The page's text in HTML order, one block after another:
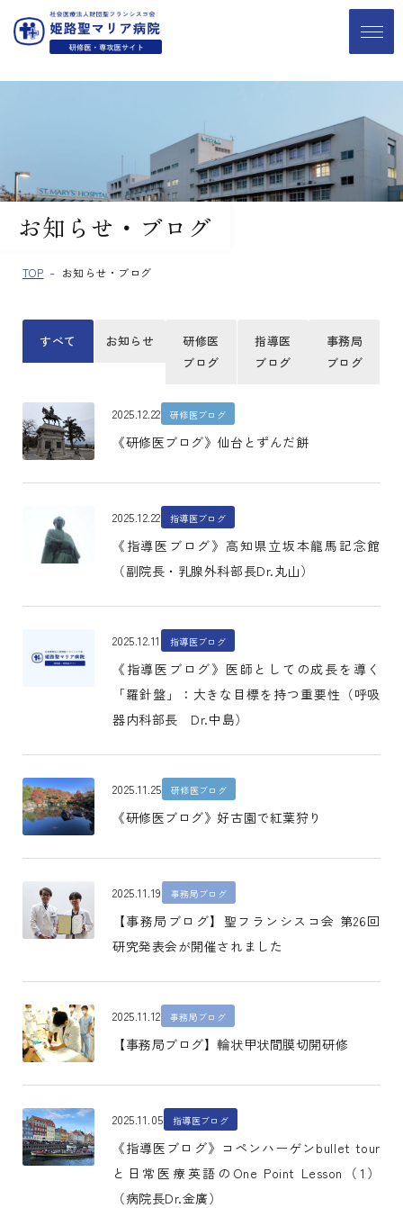
お知らせ・ブログ
TOP お知らせ・ブログ
すべて お知らせ
研修医
ブログ
指導医
ブログ
事務局
ブログ
2025.12.22 研修医ブログ
《研修医ブログ》仙台とずんだ餅
2025.12.22 指導医ブログ
《指導医ブログ》高知県立坂本龍馬記念館
（副院長・乳腺外科部長Dr.丸山）
2025.12.11 指導医ブログ
《指導医ブログ》医師としての成長を導く
「羅針盤」：大きな目標を持つ重要性（呼吸
器内科部長 Dr.中島）
2025.11.25 研修医ブログ
《研修医ブログ》好古園で紅葉狩り
2025.11.19 事務局ブログ
【事務局ブログ】聖フランシスコ会 第26回
研究発表会が開催されました
2025.11.12 事務局ブログ
【事務局ブログ】輪状甲状間膜切開研修
2025.11.05 指導医ブログ
《指導医ブログ》コペンハーゲンbullet tour
と日常医療英語のOne Point Lesson（1）
（病院長Dr.金廣）